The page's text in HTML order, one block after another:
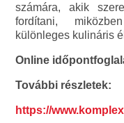
számára, akik
fordítani,
különleges kulináris
Online
További részletek:
https://